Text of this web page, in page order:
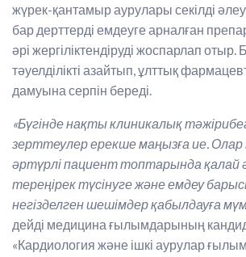
жүрек-қантамыр аурулары секілді
бар дерттерді емдеуге арналған
әрі жергіліктендіруді жоспарлап отыр.
тәуелділікті азайтып, ұлттық
дамуына серпін береді.
«Бүгінде нақты клиникалық
зерттеулер ерекше маңызға ие.
әртүрлі пациент топтарында қалай
тереңірек түсінуге және емдеу
негізделген шешімдер қабылдауға
дейді медицина ғылымдарының
«Кардиология және ішкі аурулар